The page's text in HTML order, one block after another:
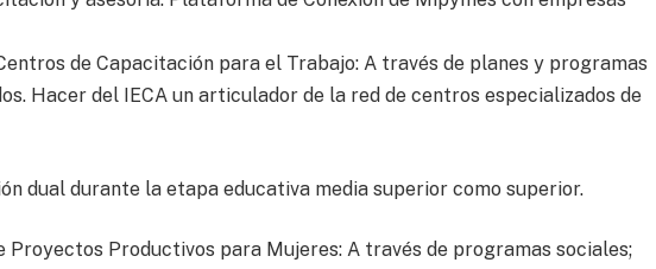
de Capacitación para el Trabajo: A través de planes y programas
Hacer del IECA un articulador de la red de centros especializados de
dual durante la etapa educativa media superior como superior.
Proyectos Productivos para Mujeres: A través de programas sociales;